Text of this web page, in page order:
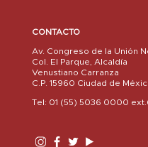
CONTACTO
Av. Congreso de la Unión
Col. El Parque, Alcaldía
Venustiano Carranza
C.P. 15960 Ciudad de
Tel: 01 (55) 5036 0000